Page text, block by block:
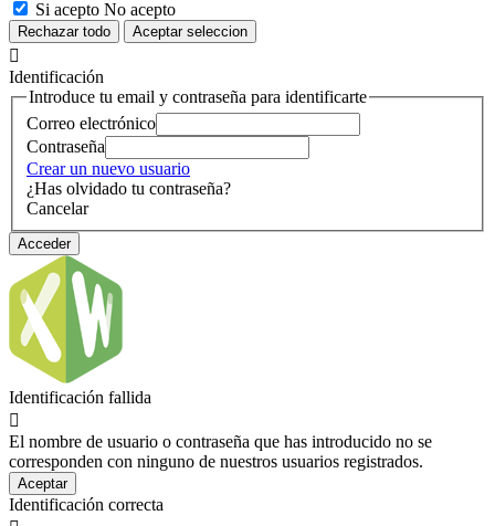
Si acepto No acepto
Rechazar todo Aceptar seleccion

Identificación
Introduce tu email y contraseña para identificarte
Correo electrónico
Contraseña
Crear un nuevo usuario
¿Has olvidado tu contraseña?
Cancelar
Acceder
Identificación fallida

El nombre de usuario o contraseña que has introducido no se
corresponden con ninguno de nuestros usuarios registrados.
Aceptar
Identificación correcta